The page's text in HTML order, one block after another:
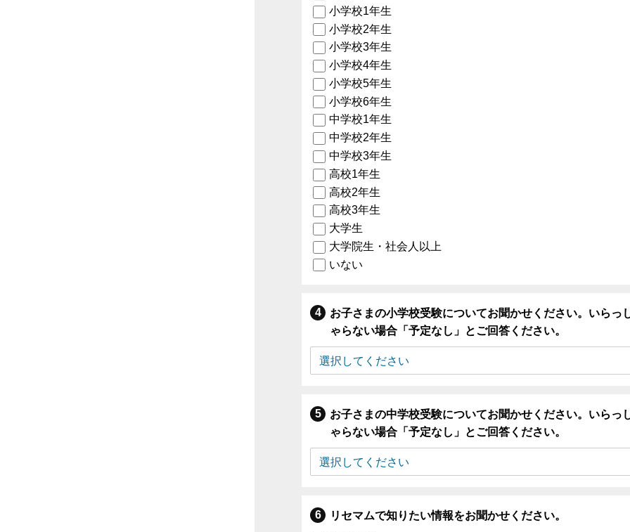
小学校1年生
小学校2年生
小学校3年生
小学校4年生
小学校5年生
小学校6年生
中学校1年生
中学校2年生
中学校3年生
高校1年生
高校2年生
高校3年生
大学生
大学院生・社会人以上
いない
お子さまの小学校受験についてお聞かせください。いらっ
ゃらない場合「予定なし」とご回答ください。
お子さまの中学校受験についてお聞かせください。いらっ
ゃらない場合「予定なし」とご回答ください。
リセマムで知りたい情報をお聞かせください。